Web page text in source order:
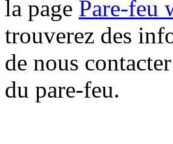
la page Pare-feu
trouverez des
de nous
du pare-feu.